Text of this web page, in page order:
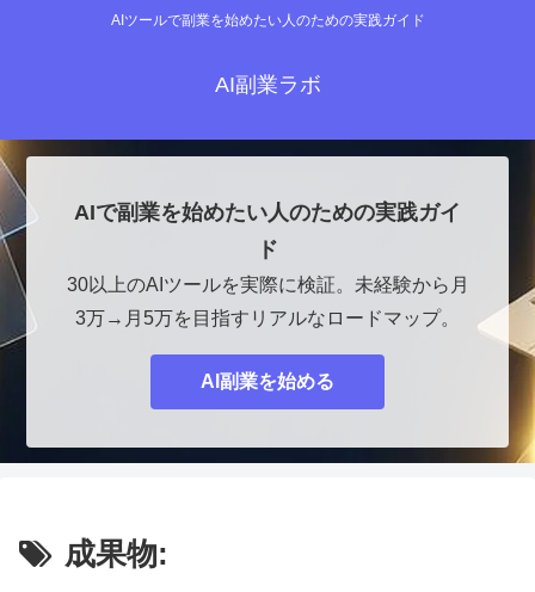
AIツールで副業を始めたい人のための実践ガイド
AI副業ラボ
AIで副業を始めたい人のための実践ガイ
ド
30以上のAIツールを実際に検証。未経験から月
3万→月5万を目指すリアルなロードマップ。
AI副業を始める
成果物: